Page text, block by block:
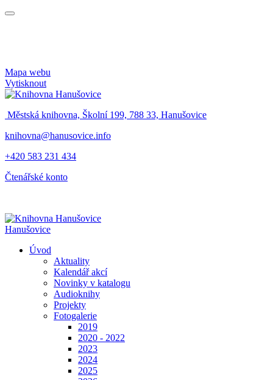
Mapa webu
Vytisknout
Městská knihovna, Školní 199, 788 33, Hanušovice
knihovna@hanusovice.info
+420 583 231 434
Čtenářské konto
Hanušovice
Úvod
Aktuality
Kalendář akcí
Novinky v katalogu
Audioknihy
Projekty
Fotogalerie
2019
2020 - 2022
2023
2024
2025